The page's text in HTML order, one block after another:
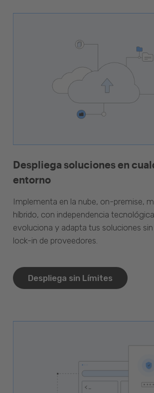
Despliega soluciones en
entorno
Implementa en la nube, on-premise,
híbrido, con independencia
evoluciona y adapta tus soluciones
lock-in de proveedores.
Despliega sin Límites